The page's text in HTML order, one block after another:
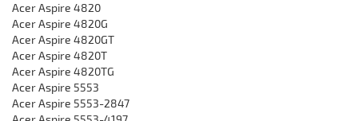
Acer Aspire 4820
Acer Aspire 4820G
Acer Aspire 4820GT
Acer Aspire 4820T
Acer Aspire 4820TG
Acer Aspire 5553
Acer Aspire 5553-2847